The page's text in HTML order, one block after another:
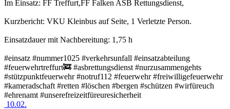
Im Einsatz: FF Treffurt,FF Falken ASB Rettungsdienst,
Kurzbericht: VKU Kleinbus auf Seite, 1 Verletzte Person.
Einsatzdauer mit Nachbereitung: 1,75 h
#einsatz #nummer1025 #verkehrsunfall #einsatzabteilung
#feuerwehrtreffurt🚒 #asbrettungsdienst #nurzusammengehts
#stützpunktfeuerwehr #notruf112 #feuerwehr #freiwilligefeuerwehr
#kameradschaft #retten #löschen #bergen #schützen #wirfüreuch
#ehrenamt #unserefreizeitfüreuresicherheit
10.02.